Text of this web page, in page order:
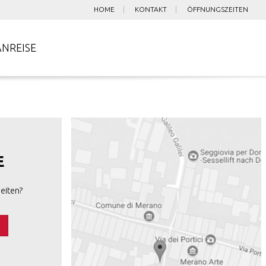
HOME KONTAKT ÖFFNUNGSZEITEN